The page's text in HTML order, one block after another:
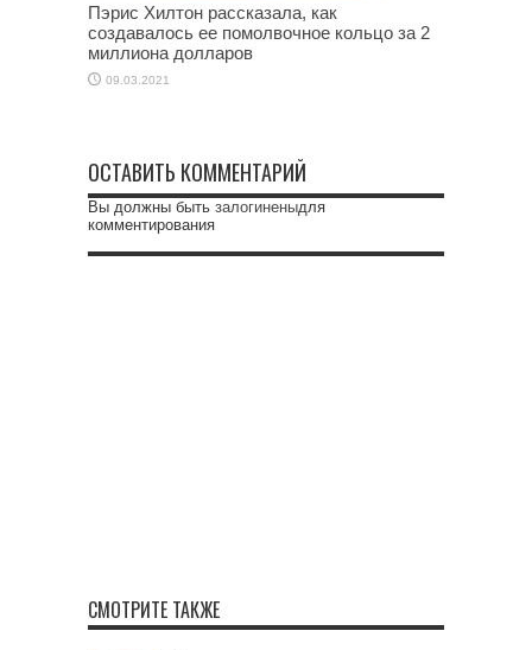
Пэрис Хилтон рассказала, как
создавалось ее помолвочное кольцо за 2
миллиона долларов
09.03.2021
ОСТАВИТЬ КОММЕНТАРИЙ
Вы должны быть залогиненыдля
комментирования
СМОТРИТЕ ТАКЖЕ